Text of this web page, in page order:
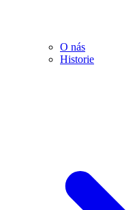
O nás
Historie